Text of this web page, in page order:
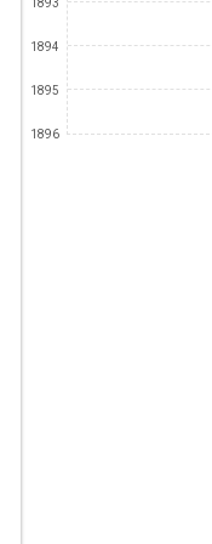
1893
1894
1895
1896